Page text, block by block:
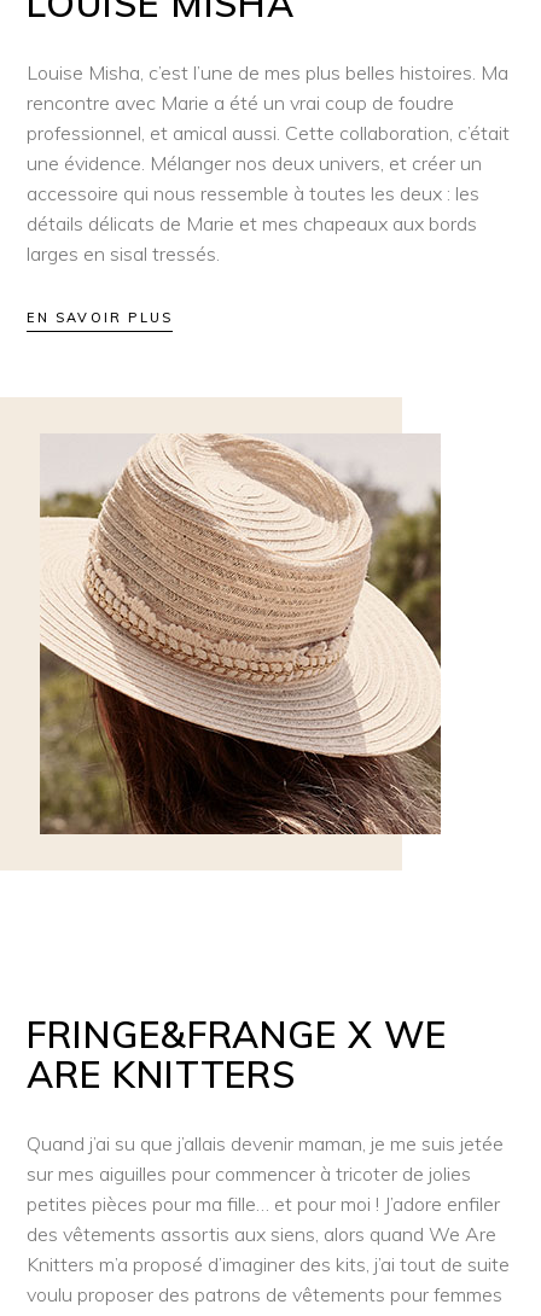
Louise Misha, c’est l’une de mes plus belles histoires. Ma
rencontre avec Marie a été un vrai coup de foudre
professionnel, et amical aussi. Cette collaboration, c’était
une évidence. Mélanger nos deux univers, et créer un
accessoire qui nous ressemble à toutes les deux : les
détails délicats de Marie et mes chapeaux aux bords
larges en sisal tressés.
EN SAVOIR PLUS
FRINGE&FRANGE X WE
ARE KNITTERS
Quand j’ai su que j’allais devenir maman, je me suis jetée
sur mes aiguilles pour commencer à tricoter de jolies
petites pièces pour ma fille… et pour moi ! J’adore enfiler
des vêtements assortis aux siens, alors quand We Are
Knitters m’a proposé d’imaginer des kits, j’ai tout de suite
voulu proposer des patrons de vêtements pour femmes